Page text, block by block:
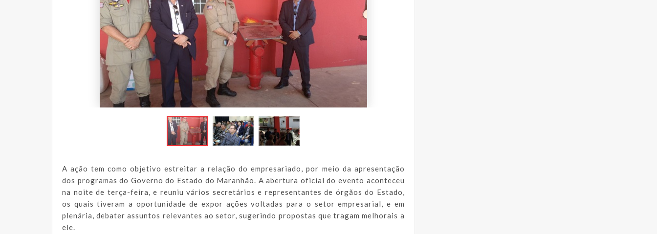
A ação tem como objetivo estreitar a relação do empresariado, por meio da apresentação
dos programas do Governo do Estado do Maranhão. A abertura oficial do evento aconteceu
na noite de terça-feira, e reuniu vários secretários e representantes de órgãos do Estado,
os quais tiveram a oportunidade de expor ações voltadas para o setor empresarial, e em
plenária, debater assuntos relevantes ao setor, sugerindo propostas que tragam melhorais a
ele.